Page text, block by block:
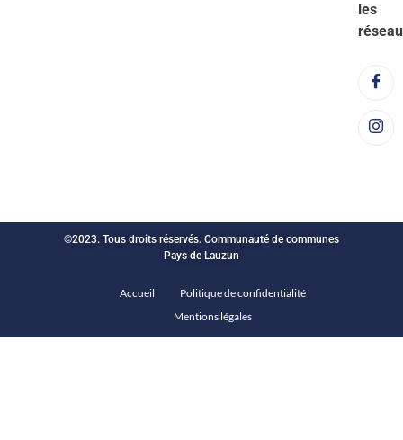
les
©2023. Tous droits réservés. Communauté de communes
Pays de Lauzun
Accueil
Politique de confidentialité
Mentions légales